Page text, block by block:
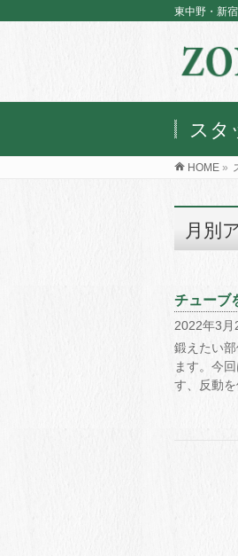
東中野・新
スタ
HOME »
月別
チューブ
2022年3月
鍛えたい
ます。今
す、反動を